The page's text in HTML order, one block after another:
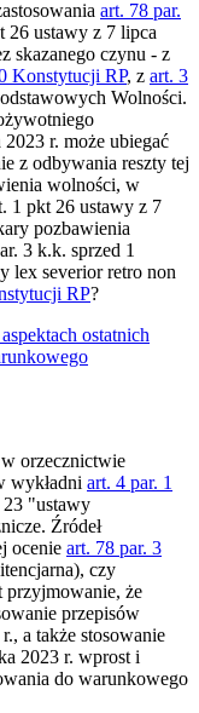
art. 78 par.
26 ustawy z 7 lipca
skazanego czynu - z
Konstytucji RP, z art. 3
Wolności.
r. może ubiegać
z odbywania reszty tej
wolności, w
1 pkt 26 ustawy z 7
pozbawienia
3 k.k. sprzed 1
lex severior retro non
RP?
ostatnich
orzecznictwie
wykładni art. 4 par. 1
23 "ustawy
Źródeł
ocenie art. 78 par. 3
czy
przyjmowanie, że
przepisów
a także stosowanie
2023 r. wprost i
do warunkowego